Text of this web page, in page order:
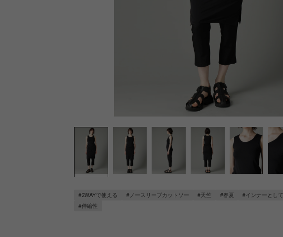
#2WAYで使える #ノースリーブカットソー #天竺 #春夏 #インナーとして
#伸縮性